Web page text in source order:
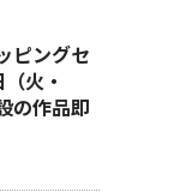
ピングセ
火・
の作品即